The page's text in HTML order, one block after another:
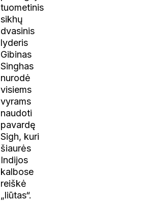
tuometinis
sikhų
dvasinis
lyderis
Gibinas
Singhas
nurodė
visiems
vyrams
naudoti
pavardę
Sigh, kuri
šiaurės
Indijos
kalbose
reiškė
„liūtas“.